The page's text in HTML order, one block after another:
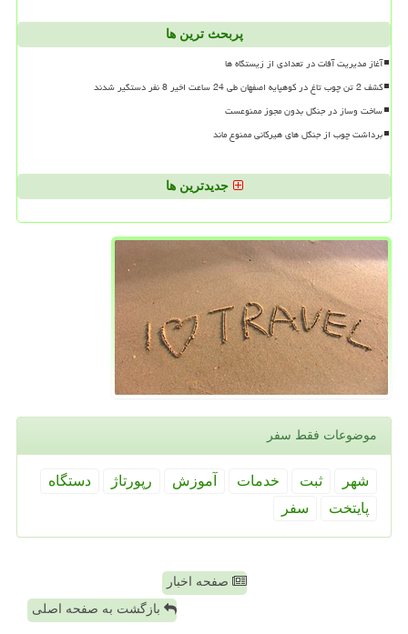
پربحث ترین ها
آغاز مدیریت آفات در تعدادی از زیستگاه ها
کشف 2 تن چوب تاغ در کوهپایه اصفهان طی 24 ساعت اخیر 8 نفر دستگیر شدند
ساخت وساز در جنگل بدون مجوز ممنوعست
برداشت چوب از جنگل های هیرکانی ممنوع ماند
جدیدترین ها
موضوعات فقط سفر
شهر ثبت خدمات آموزش رپورتاژ
دستگاه
پایتخت
سفر
صفحه اخبار
بازگشت به صفحه اصلی